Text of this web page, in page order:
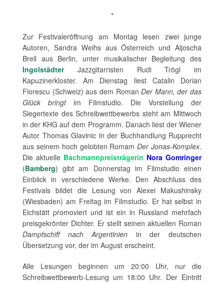
*
Zur Festivaleröffnung am Montag lesen zwei junge
Autoren, Sandra Weihs aus Österreich und Aljoscha
Brell aus Berlin, unter musikalischer Begleitung des
IngolstädterJazzgitarristen Rudi Trögl im
Kapuzinerkloster. Am Dienstag liest Catalin Dorian
Florescu (Schweiz) aus dem RomanDer Mann, der das
Glück bringtim Filmstudio. Die Vorstellung der
Siegertexte des Schreibwettbewerbs steht am Mittwoch
in der KHG auf dem Programm. Danach liest der Wiener
Autor Thomas Glavinic in der Buchhandlung Rupprecht
aus seinem hoch gelobten RomamDer Jonas-Komplex.
Die aktuelle Bachmannpreisträgerin Nora Gomringer
(Bamberg) gibt am Donnerstag im Filmstudio einen
Einblick in verschiedene Werke. Den Abschluss des
Festivals bildet die Lesung von Alexei Makushinsky
(Wiesbaden) am Freitag im Filmstudio. Er hat selbst in
Eichstätt promoviert und ist ein in Russland mehrfach
preisgekrönter Dichter. Er stellt seinen aktuellen Roman
Dampfschiff nach Argentinien in der deutschen
Übersetzung vor, der im August erscheint.
Alle Lesungen beginnen um 20:00 Uhr, nur die
Schreibwettbewerb-Lesung um 18:00 Uhr. Der Eintritt